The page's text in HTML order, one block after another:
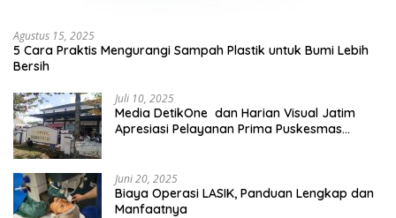
Agustus 15, 2025
5 Cara Praktis Mengurangi Sampah Plastik untuk Bumi Lebih
Bersih
Juli 10, 2025
Media DetikOne dan Harian Visual Jatim
Apresiasi Pelayanan Prima Puskesmas
Juni 20, 2025
Biaya Operasi LASIK, Panduan Lengkap dan
Manfaatnya